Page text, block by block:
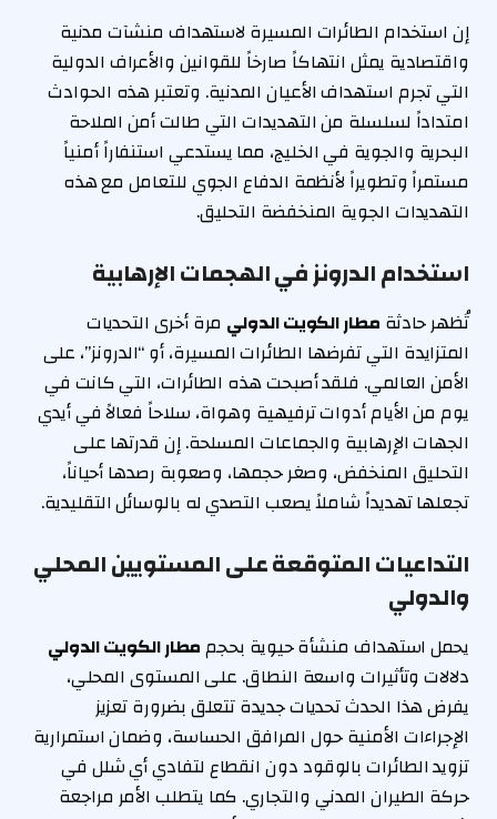
إن استخدام الطائرات المسيرة لاستهداف منشآت مدنية
واقتصادية يمثل انتهاكاً صارخاً للقوانين والأعراف الدولية
التي تجرم استهداف الأعيان المدنية. وتعتبر هذه الحوادث
امتداداً لسلسلة من التهديدات التي طالت أمن الملاحة
البحرية والجوية في الخليج، مما يستدعي استنفاراً أمنياً
مستمراً وتطويراً لأنظمة الدفاع الجوي للتعامل مع هذه
التهديدات الجوية المنخفضة التحليق.
استخدام الدرونز في الهجمات الإرهابية
تُظهر حادثة مطار الكويت الدولي مرة أخرى التحديات
المتزايدة التي تفرضها الطائرات المسيرة، أو “الدرونز”، على
الأمن العالمي. فلقد أصبحت هذه الطائرات، التي كانت في
يوم من الأيام أدوات ترفيهية وهواة، سلاحاً فعالاً في أيدي
الجهات الإرهابية والجماعات المسلحة. إن قدرتها على
التحليق المنخفض، وصغر حجمها، وصعوبة رصدها أحياناً،
تجعلها تهديداً شاملاً يصعب التصدي له بالوسائل التقليدية.
التداعيات المتوقعة على المستويين المحلي
والدولي
يحمل استهداف منشأة حيوية بحجممطار الكويت الدولي
دلالات وتأثيرات واسعة النطاق. على المستوى المحلي،
يفرض هذا الحدث تحديات جديدة تتعلق بضرورة تعزيز
الإجراءات الأمنية حول المرافق الحساسة، وضمان استمرارية
تزويد الطائرات بالوقود دون انقطاع لتفادي أي شلل في
حركة الطيران المدني والتجاري. كما يتطلب الأمر مراجعة